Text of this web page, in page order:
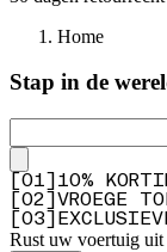
Home
Stap in de
01
10%
02
VROEGE
03
Rust uw voertuig uit